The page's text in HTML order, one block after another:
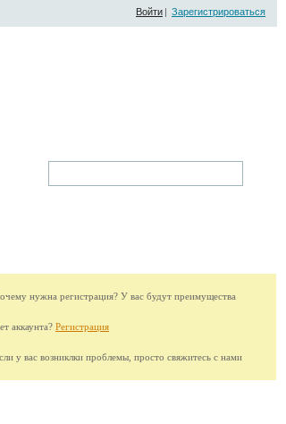
Войти | Зарегистрироваться
нужна регистрация? У вас будут преимущества
аккаунта? Регистрация
у вас возниклки проблемы, просто свяжитесь с нами